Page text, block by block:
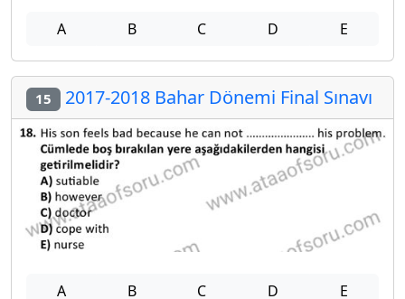
A B C D E
15 2017-2018 Bahar Dönemi Final Sınavı
A B C D E